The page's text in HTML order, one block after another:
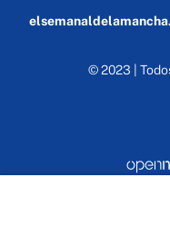
© 2023 |